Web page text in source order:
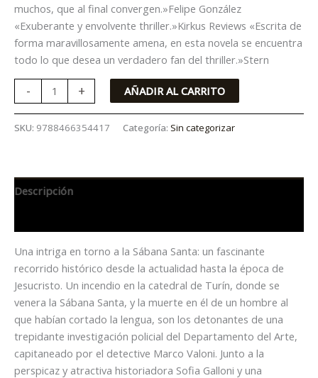
muchos, que al final convergen.»Felipe González
«Exuberante y envolvente thriller.»Kirkus Reviews «Escrita de
forma maravillosamente amena, en esta novela se encuentra
todo lo que desea un verdadero fan del thriller.»Stern
- + AÑADIR AL CARRITO
SKU: 9788466354417 Categoría: Sin categorizar
Descripción
Una intriga en torno a la Sábana Santa: un fascinante
recorrido histórico desde la actualidad hasta la época de
Jesucristo. Un incendio en la catedral de Turín, donde se
venera la Sábana Santa, y la muerte en él de un hombre al
que habían cortado la lengua, son los detonantes de una
trepidante investigación policial del Departamento del Arte,
capitaneado por el detective Marco Valoni. Junto a la
perspicaz y atractiva historiadora Sofia Galloni y una